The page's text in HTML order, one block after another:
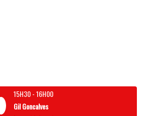
15H30-16H00
Gil Goncalves